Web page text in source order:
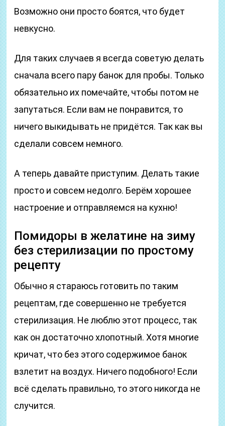
Возможно они просто боятся, что будет
невкусно.
Для таких случаев я всегда советую делать
сначала всего пару банок для пробы. Только
обязательно их помечайте, чтобы потом не
запутаться. Если вам не понравится, то
ничего выкидывать не придётся. Так как вы
сделали совсем немного.
А теперь давайте приступим. Делать такие
просто и совсем недолго. Берём хорошее
настроение и отправляемся на кухню!
Помидоры в желатине на зиму
без стерилизации по простому
рецепту
Обычно я стараюсь готовить по таким
рецептам, где совершенно не требуется
стерилизация. Не люблю этот процесс, так
как он достаточно хлопотный. Хотя многие
кричат, что без этого содержимое банок
взлетит на воздух. Ничего подобного! Если
всё сделать правильно, то этого никогда не
случится.